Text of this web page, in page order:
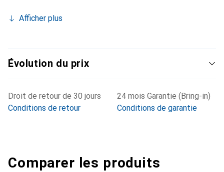
Afficher plus
Évolution du prix
Droit de retour de 30 jours
Conditions de retour
24 mois Garantie (Bring-in)
Conditions de garantie
Comparer les produits